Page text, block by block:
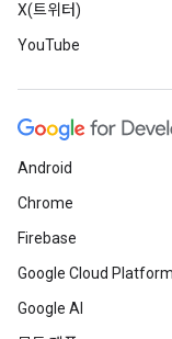
X(트위터)
YouTube
Android
Chrome
Firebase
Google Cloud Platform
Google AI